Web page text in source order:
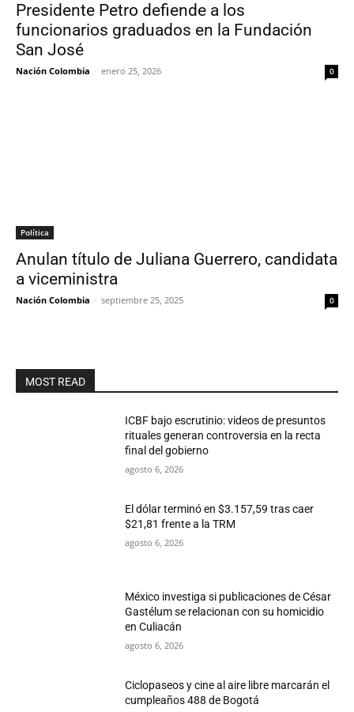
Presidente Petro defiende a los
funcionarios graduados en la Fundación
San José
Nación Colombia - enero 25, 2026 0
Política
Anulan título de Juliana Guerrero, candidata
a viceministra
Nación Colombia - septiembre 25, 2025 0
MOST READ
ICBF bajo escrutinio: videos de presuntos
rituales generan controversia en la recta
final del gobierno
agosto 6, 2026
El dólar terminó en $3.157,59 tras caer
$21,81 frente a la TRM
agosto 6, 2026
México investiga si publicaciones de César
Gastélum se relacionan con su homicidio
en Culiacán
agosto 6, 2026
Ciclopaseos y cine al aire libre marcarán el
cumpleaños 488 de Bogotá